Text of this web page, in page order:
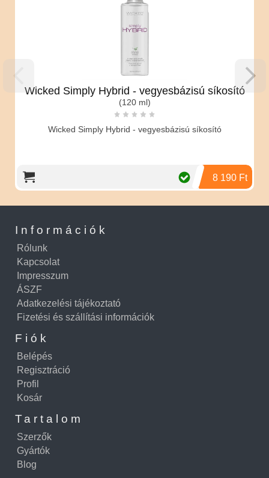
Wicked Simply Hybrid - vegyesbázisú síkosító
(120 ml)
Wicked Simply Hybrid - vegyesbázisú síkosító
8 190 Ft
Információk
Rólunk
Kapcsolat
Impresszum
ÁSZF
Adatkezelési tájékoztató
Fizetési és szállítási információk
Fiók
Belépés
Regisztráció
Profil
Kosár
Tartalom
Szerzők
Gyártók
Blog